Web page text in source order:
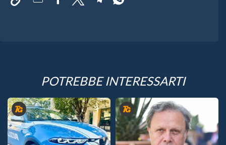
POTREBBE INTERESSARTI